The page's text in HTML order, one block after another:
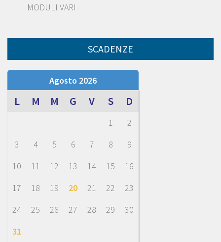
MODULI VARI
SCADENZE
Agosto 2026
L M M G V S D
1
2
3
4 5 6 7 8
9
10
11 12 13 14 15
16
17
18 19 20 21 22
23
24
25 26 27 28 29
30
31